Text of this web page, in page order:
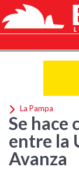
La Pampa
Se hace
entre la
Avanza